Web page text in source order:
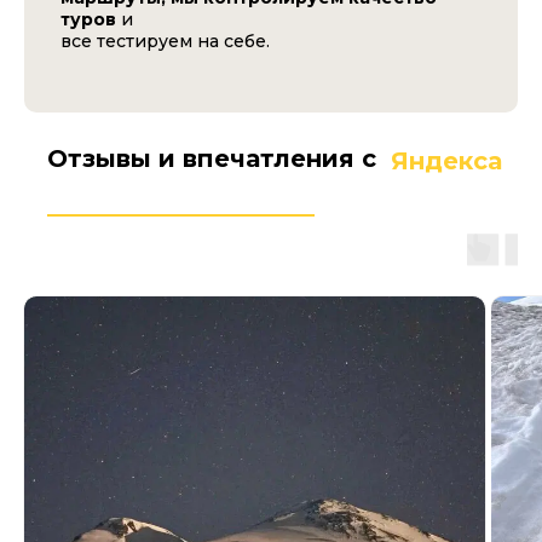
туров и
все тестируем на себе.
Отзывы и впечатления с Яндекса